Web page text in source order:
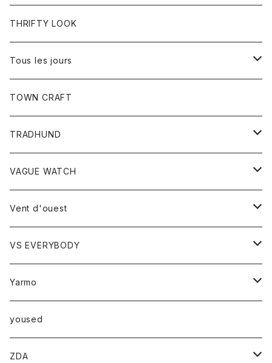
ワンピース
コート
トップス
Tシャツ
THRIFTY LOOK
Tous les jours
トップス
レディース
カットソー
TOWN CRAFT
TRADHUND
セーター
ベスト
VAGUE WATCH
時計
Vent d'ouest
ボトム
スカート
トップス
ベスト
VS EVERYBODY
トップス
Ｔシャツ
Yarmo
アウター
コート
小物
yoused
ZDA